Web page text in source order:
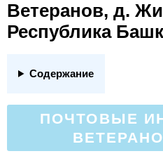
Ветеранов, д.
Республика
Содержание
ПОЧТОВЫЕ